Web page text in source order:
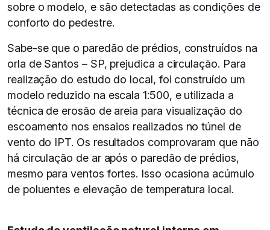
sobre o modelo, e são detectadas as condições de
conforto do pedestre.
Sabe-se que o paredão de prédios, construídos na
orla de Santos – SP, prejudica a circulação. Para
realização do estudo do local, foi construído um
modelo reduzido na escala 1:500, e utilizada a
técnica de erosão de areia para visualização do
escoamento nos ensaios realizados no túnel de
vento do IPT. Os resultados comprovaram que não
há circulação de ar após o paredão de prédios,
mesmo para ventos fortes. Isso ocasiona acúmulo
de poluentes e elevação de temperatura local.